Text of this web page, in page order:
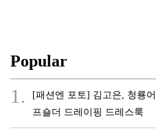
Popular
1.
[패션엔 포토] 김고은, 청룡
프숄더 드레이핑 드레스룩